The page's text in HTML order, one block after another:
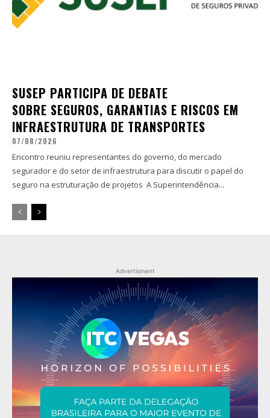
SUSEP PARTICIPA DE DEBATE
SOBRE SEGUROS, GARANTIAS E RISCOS EM
INFRAESTRUTURA DE TRANSPORTES
07/08/2026
Encontro reuniu representantes do governo, do mercado
segurador e do setor de infraestrutura para discutir o papel do
seguro na estruturação de projetos A Superintendência...
Advertisment